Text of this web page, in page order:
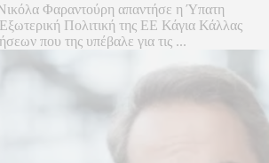
Φαραντούρη απαντήσε η Ύπατη
Πολιτική της ΕΕ Κάγια Κάλλας
που της υπέβαλε για τις ...